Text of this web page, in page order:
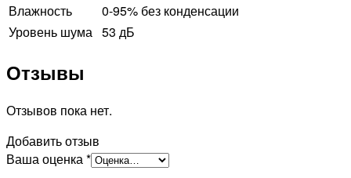
Влажность
0-95% без конденсации
Уровень шума 53 дБ
Отзывы
Отзывов пока нет.
Добавить отзыв
Ваша оценка*